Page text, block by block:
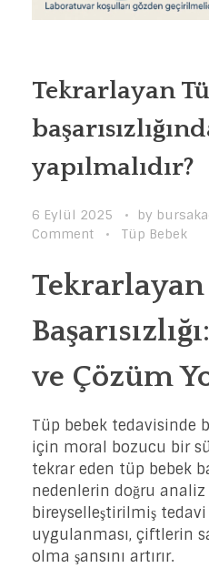
Tekrarlayan
yapılmalıdır?
6 Eylül 2025 by
Comment
Tüp Bebek
Tekrarlayan
ve Çözüm
Tüp bebek tedavisinde
için moral bozucu bir
tekrar eden tüp bebek
nedenlerin doğru
bireyselleştirilmiş
uygulanması, çiftlerin
olma şansını artırır.